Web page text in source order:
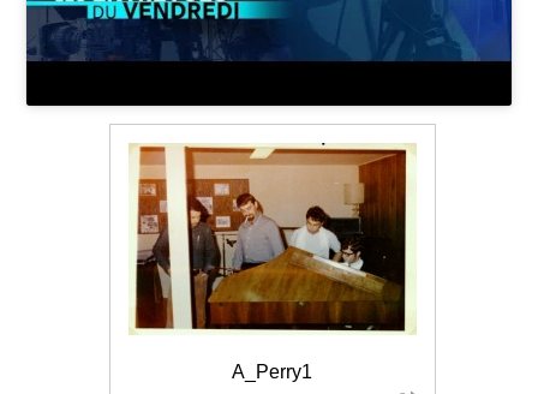
A_Perry1